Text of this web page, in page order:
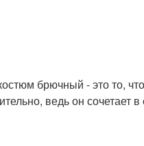
брючный - это то,
ведь он сочетает в